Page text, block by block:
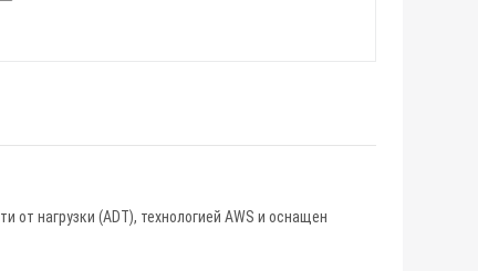
нагрузки (ADT), технологией AWS и оснащен